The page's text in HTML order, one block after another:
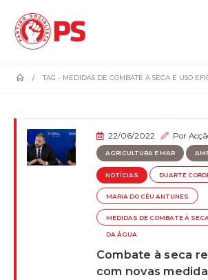
TAG - MEDIDAS DE COMBATE À SECA E USO
22/06/2022 Por
AGRICULTURA E MAR
NOTÍCIAS DUARTE
MARIA DO CÉU ANTUNES
MEDIDAS DE COMBATE À
DA ÁGUA
Combate à seca
com novas